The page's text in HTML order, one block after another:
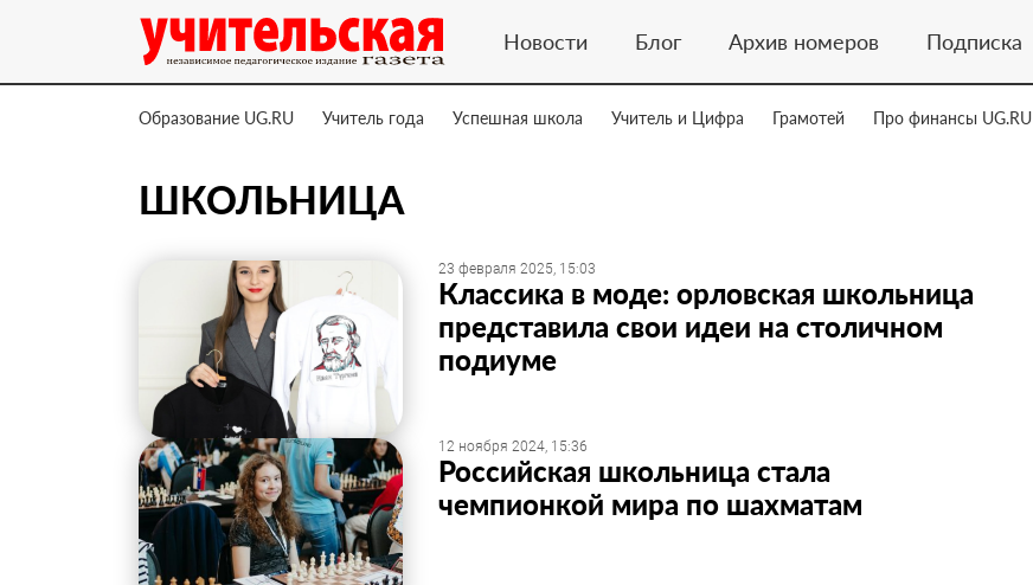
Новости Блог Архив номеров Подписка
Образование UG.RU Учитель года Успешная школа Учитель и Цифра Грамотей Про финансы UG.RU
ШКОЛЬНИЦА
23 февраля 2025, 15:03
Классика в моде: орловская школьница
представила свои идеи на столичном
подиуме
12 ноября 2024, 15:36
Российская школьница стала
чемпионкой мира по шахматам